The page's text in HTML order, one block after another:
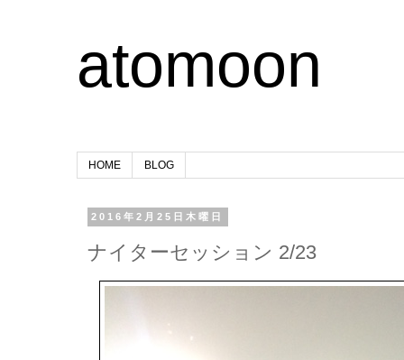
atomoon
HOME BLOG
2016年2月25日木曜日
ナイターセッション 2/23